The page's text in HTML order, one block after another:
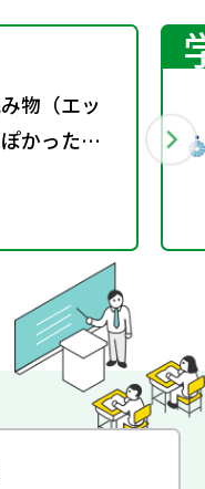
物（エッ
かったら